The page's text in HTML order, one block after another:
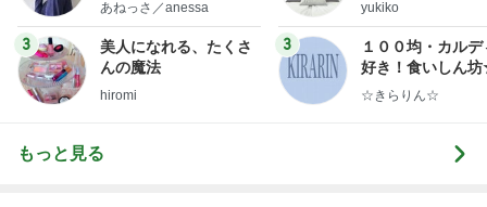
あねっさ／anessa
3
美人になれる、たくさ
んの魔法
hiromi
yukiko
3
１００均・カルデ
好き！食いしん
らりん☆のブログ
☆きらりん☆
もっと見る